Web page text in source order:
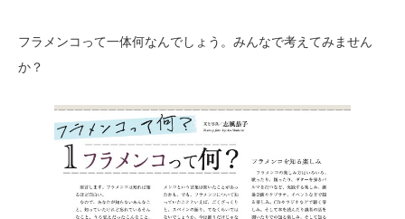
フラメンコって一体何なんでしょう。みんなで考えてみません
か？